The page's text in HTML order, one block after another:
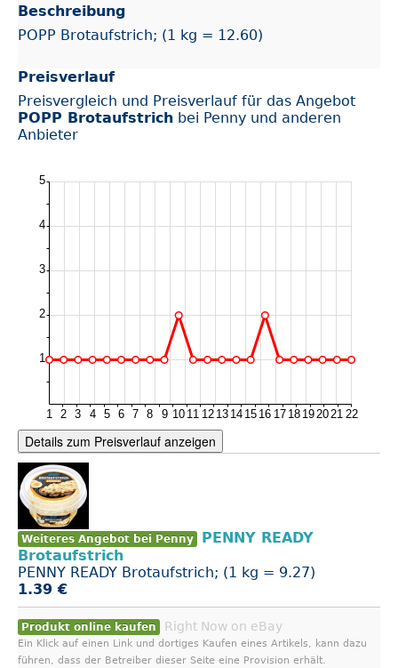
Beschreibung
POPP Brotaufstrich; (1 kg = 12.60)
Preisverlauf
Preisvergleich und Preisverlauf für das Angebot
POPP Brotaufstrich bei Penny und anderen
Anbieter
Details zum Preisverlauf anzeigen
Weiteres Angebot bei Penny
PENNY READY
Brotaufstrich
PENNY READY Brotaufstrich; (1 kg = 9.27)
1.39 €
Produkt online kaufen Right Now on eBay
Ein Klick auf einen Link und dortiges Kaufen eines Artikels, kann dazu
führen, dass der Betreiber dieser Seite eine Provision erhält.